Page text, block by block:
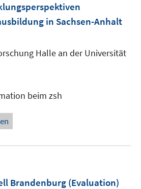
in Sachsen-Anhalt
Halle an der Universität
beim zsh
Brandenburg (Evaluation)